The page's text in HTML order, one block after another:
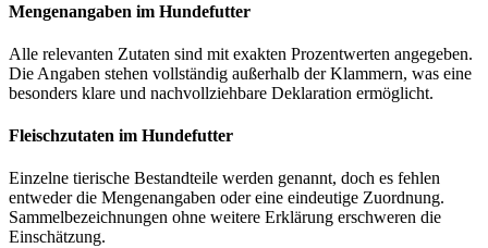
Mengenangaben im Hundefutter
Alle relevanten Zutaten sind mit exakten Prozentwerten angegeben.
Die Angaben stehen vollständig außerhalb der Klammern, was eine
besonders klare und nachvollziehbare Deklaration ermöglicht.
Fleischzutaten im Hundefutter
Einzelne tierische Bestandteile werden genannt, doch es fehlen
entweder die Mengenangaben oder eine eindeutige Zuordnung.
Sammelbezeichnungen ohne weitere Erklärung erschweren die
Einschätzung.